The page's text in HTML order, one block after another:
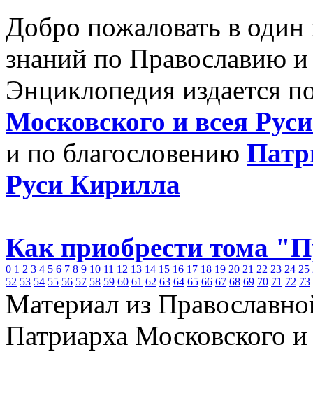
Добро пожаловать в
знаний по Православию
Энциклопедия издается
Московского и всея
и по благословению
Руси Кирилла
Как приобрести тома
0 1 2 3 4 5 6 7 8 9 10 11 12 13 14 15 16 17 18 19 20 21 22 23 24 25
52 53 54 55 56 57 58 59 60 61 62 63 64 65 66 67 68 69 70 71 72 73
Материал из
Патриарха Московского